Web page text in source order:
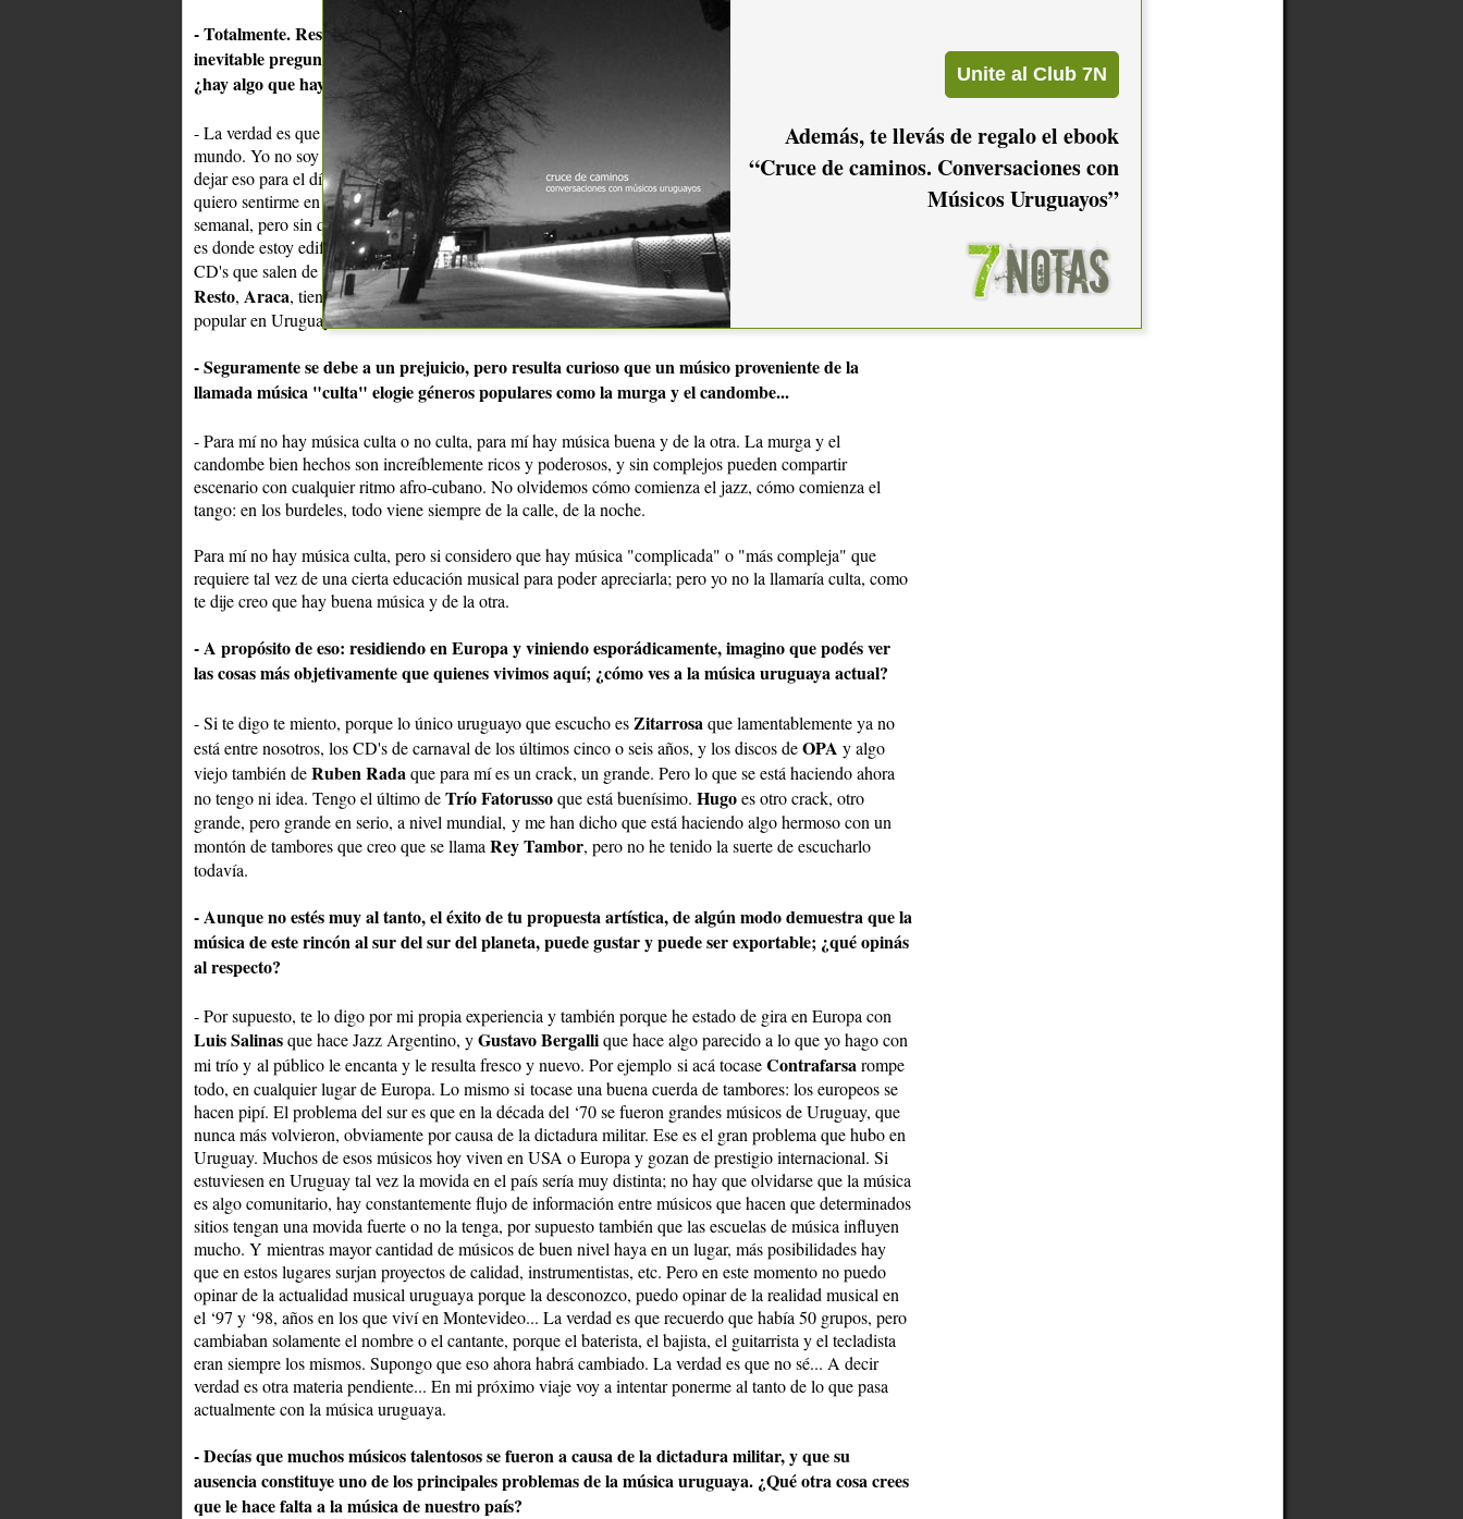
- Totalmente. Residís en España, sos reconocido mundialmente, pero sos uruguayo; por eso es
inevitable preguntarte por el paisito: ¿estás al tanto de lo que ocurre en la escena musical local?,
¿hay algo que hayas escuchado últimamente que te haya gustado o sorprendido?
- La verdad es que hoy por hoy con Internet es bastante fácil estar al tanto de todo en cualquier parte del
mundo. Yo no soy muy fanático de Internet, ni tampoco estoy totalmente pendiente de Uruguay, prefiero
dejar eso para el día que regrese, si es que eso ocurre. Sobre todo para enfocarme bien donde estoy: no
quiero sentirme en Barcelona como que estoy de paso. Por eso intento tener mi dosis de Uruguay
semanal, pero sin que se convierta en vicio, porque tengo que estar con las antenas bien alertas acá, que
es donde estoy edificando mis cosas. Lo que más me gusta de lo que se hace en Uruguay son siempre los
CD's que salen de los ganadores, o primeros premios de Carnaval. Creo que Contrafarsa
Resto, Araca, tienen un nivel realmente mundial. Creo que es lo que más nivel tiene en cuanto a música
popular en Uruguay. Son verdaderos artesanos.
- Seguramente se debe a un prejuicio, pero resulta curioso que un músico proveniente de la
llamada música "culta" elogie géneros populares como la murga y el candombe...
- Para mí no hay música culta o no culta, para mí hay música buena y de la otra. La murga y el
candombe bien hechos son increíblemente ricos y poderosos, y sin complejos pueden compartir
escenario con cualquier ritmo afro-cubano. No olvidemos cómo comienza el jazz, cómo comienza el
tango: en los burdeles, todo viene siempre de la calle, de la noche.
Para mí no hay música culta, pero si considero que hay música "complicada" o "más compleja" que
requiere tal vez de una cierta educación musical para poder apreciarla; pero yo no la llamaría culta, como
te dije creo que hay buena música y de la otra.
- A propósito de eso: residiendo en Europa y viniendo esporádicamente, imagino que podés ver
las cosas más objetivamente que quienes vivimos aquí; ¿cómo ves a la música uruguaya actual?
- Si te digo te miento, porque lo único uruguayo que escucho esZitarrosaque lamentablemente ya no
está entre nosotros, los CD's de carnaval de los últimos cinco o seis años, y los discos deOPA y algo
viejo también deRuben Radaque para mí es un crack, un grande. Pero lo que se está haciendo ahora
no tengo ni idea. Tengo el último deTrío Fatorussoque está buenísimo. Hugoes otro crack, otro
grande, pero grande en serio, a nivel mundial, y me han dicho que está haciendo algo hermoso con un
montón de tambores que creo que se llamaRey Tambor, pero no he tenido la suerte de escucharlo
todavía.
- Aunque no estés muy al tanto, el éxito de tu propuesta artística, de algún modo demuestra que la
música de este rincón al sur del sur del planeta, puede gustar y puede ser exportable; ¿qué opinás
al respecto?
- Por supuesto, te lo digo por mi propia experiencia y también porque he estado de gira en Europa con
Luis Salinasque hace Jazz Argentino, yGustavo Bergallique hace algo parecido a lo que yo hago con
mi trío y al público le encanta y le resulta fresco y nuevo. Por ejemplo si acá tocaseContrafarsarompe
todo, en cualquier lugar de Europa. Lo mismo si tocase una buena cuerda de tambores: los europeos se
hacen pipí. El problema del sur es que en la década del ‘70 se fueron grandes músicos de Uruguay, que
nunca más volvieron, obviamente por causa de la dictadura militar. Ese es el gran problema que hubo en
Uruguay. Muchos de esos músicos hoy viven en USA o Europa y gozan de prestigio internacional. Si
estuviesen en Uruguay tal vez la movida en el país sería muy distinta; no hay que olvidarse que la música
es algo comunitario, hay constantemente flujo de información entre músicos que hacen que determinados
sitios tengan una movida fuerte o no la tenga, por supuesto también que las escuelas de música influyen
mucho. Y mientras mayor cantidad de músicos de buen nivel haya en un lugar, más posibilidades hay
que en estos lugares surjan proyectos de calidad, instrumentistas, etc. Pero en este momento no puedo
opinar de la actualidad musical uruguaya porque la desconozco, puedo opinar de la realidad musical en
el ‘97 y ‘98, años en los que viví en Montevideo... La verdad es que recuerdo que había 50 grupos, pero
cambiaban solamente el nombre o el cantante, porque el baterista, el bajista, el guitarrista y el tecladista
eran siempre los mismos. Supongo que eso ahora habrá cambiado. La verdad es que no sé... A decir
verdad es otra materia pendiente... En mi próximo viaje voy a intentar ponerme al tanto de lo que pasa
actualmente con la música uruguaya.
- Decías que muchos músicos talentosos se fueron a causa de la dictadura militar, y que su
ausencia constituye uno de los principales problemas de la música uruguaya. ¿Qué otra cosa crees
que le hace falta a la música de nuestro país?
Además, te llevás de regalo el ebook
“Cruce de caminos. Conversaciones con
Músicos Uruguayos”